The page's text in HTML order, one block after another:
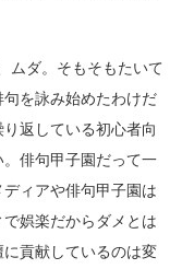
ムダ。そもそもたいて
を詠み始めたわけだ
返している初心者向
俳句甲子園だって一
ィアや俳句甲子園は
娯楽だからダメとは
貢献しているのは変